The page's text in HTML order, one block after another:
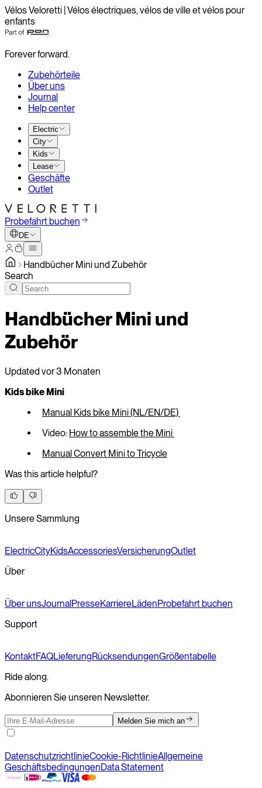
Vélos Veloretti | Vélos électriques, vélos de ville et vélos pour
enfants
Forever forward.
Zubehörteile
Über uns
Journal
Help center
Electric
City
Kids
Lease
Geschäfte
Outlet
Probefahrt buchen
DE
Handbücher Mini und Zubehör
Search
Handbücher Mini und
Zubehör
Updated vor 3 Monaten
Kids bike Mini
Manual Kids bike Mini (NL/EN/DE)
Video: How to assemble the Mini
Manual Convert Mini to Tricycle
Was this article helpful?
Unsere Sammlung
ElectricCityKidsAccessoriesVersicherungOutlet
Über
Über unsJournalPresseKarriereLädenProbefahrt buchen
Support
KontaktFAQLieferungRücksendungenGrößentabelle
Ride along.
Abonnieren Sie unseren Newsletter.
Melden Sie mich an
DatenschutzrichtlinieCookie-RichtlinieAllgemeine
GeschäftsbedingungenData Statement